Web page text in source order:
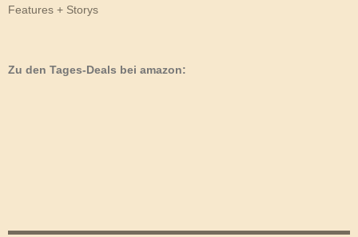
Features + Storys
Zu den Tages-Deals bei amazon: